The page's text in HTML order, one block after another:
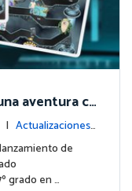
aventura c
🚀🌌
| Actualizaciones
de
grado en …